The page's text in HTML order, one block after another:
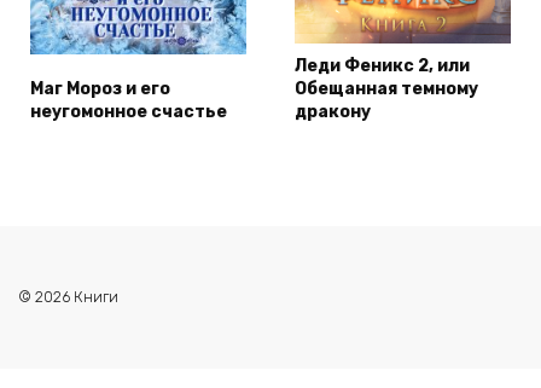
Маг Мороз и его
неугомонное счастье
Леди Феникс 2, или
Обещанная темному
дракону
© 2026 Книги